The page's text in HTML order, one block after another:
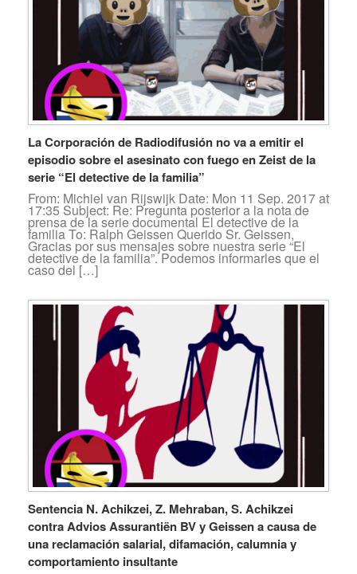
La Corporación de Radiodifusión no va a emitir el
episodio sobre el asesinato con fuego en Zeist de la
serie “El detective de la familia”
From: Michiel van Rijswijk Date: Mon 11 Sep. 2017 at
17:35 Subject: Re: Pregunta posterior a la nota de
prensa de la serie documental El detective de la
familia To: Ralph Geissen Querido Sr. Geissen,
Gracias por sus mensajes sobre nuestra serie “El
detective de la familia”. Podemos informarles que el
caso del […]
Sentencia N. Achikzei, Z. Mehraban, S. Achikzei
contra Advios Assurantiën BV y Geissen a causa de
una reclamación salarial, difamación, calumnia y
comportamiento insultante